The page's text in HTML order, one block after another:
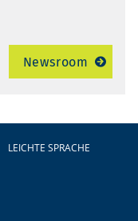
Newsroom
LEICHTE SPRACHE